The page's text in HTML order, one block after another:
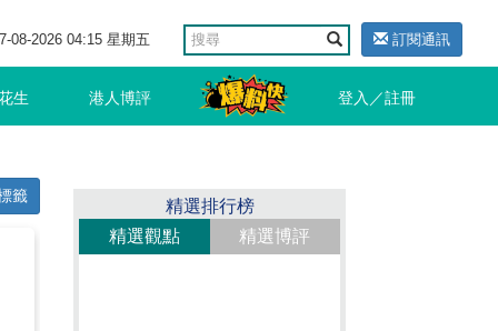
08-2026 04:15 星期五 訂閱通訊
生 港人博評 登入／註冊
籤
精選排行榜
精選觀點
精選博評